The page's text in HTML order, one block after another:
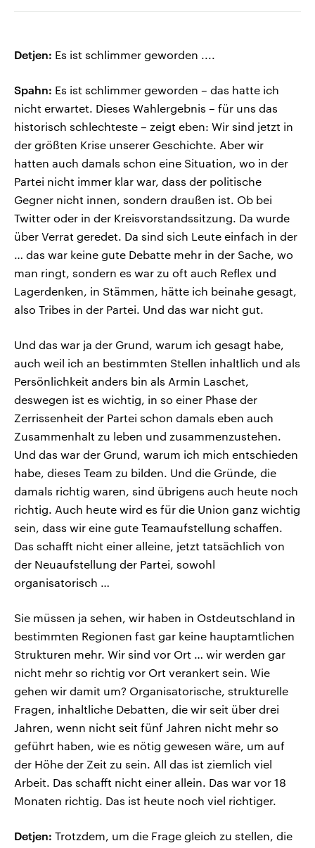
Detjen: Es ist schlimmer geworden ....
Spahn: Es ist schlimmer geworden – das hatte ich
nicht erwartet. Dieses Wahlergebnis – für uns das
historisch schlechteste – zeigt eben: Wir sind jetzt in
der größten Krise unserer Geschichte. Aber wir
hatten auch damals schon eine Situation, wo in der
Partei nicht immer klar war, dass der politische
Gegner nicht innen, sondern draußen ist. Ob bei
Twitter oder in der Kreisvorstandssitzung. Da wurde
über Verrat geredet. Da sind sich Leute einfach in der
… das war keine gute Debatte mehr in der Sache, wo
man ringt, sondern es war zu oft auch Reflex und
Lagerdenken, in Stämmen, hätte ich beinahe gesagt,
also Tribes in der Partei. Und das war nicht gut.
Und das war ja der Grund, warum ich gesagt habe,
auch weil ich an bestimmten Stellen inhaltlich und als
Persönlichkeit anders bin als Armin Laschet,
deswegen ist es wichtig, in so einer Phase der
Zerrissenheit der Partei schon damals eben auch
Zusammenhalt zu leben und zusammenzustehen.
Und das war der Grund, warum ich mich entschieden
habe, dieses Team zu bilden. Und die Gründe, die
damals richtig waren, sind übrigens auch heute noch
richtig. Auch heute wird es für die Union ganz wichtig
sein, dass wir eine gute Teamaufstellung schaffen.
Das schafft nicht einer alleine, jetzt tatsächlich von
der Neuaufstellung der Partei, sowohl
organisatorisch …
Sie müssen ja sehen, wir haben in Ostdeutschland in
bestimmten Regionen fast gar keine hauptamtlichen
Strukturen mehr. Wir sind vor Ort … wir werden gar
nicht mehr so richtig vor Ort verankert sein. Wie
gehen wir damit um? Organisatorische, strukturelle
Fragen, inhaltliche Debatten, die wir seit über drei
Jahren, wenn nicht seit fünf Jahren nicht mehr so
geführt haben, wie es nötig gewesen wäre, um auf
der Höhe der Zeit zu sein. All das ist ziemlich viel
Arbeit. Das schafft nicht einer allein. Das war vor 18
Monaten richtig. Das ist heute noch viel richtiger.
Detjen: Trotzdem, um die Frage gleich zu stellen, die